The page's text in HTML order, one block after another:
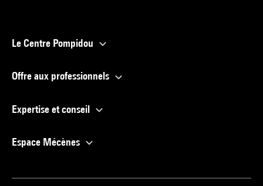
Le Centre Pompidou
Offre aux professionnels
Expertise et conseil
Espace Mécènes